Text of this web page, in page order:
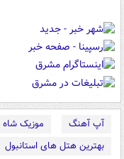
آپ آهنگ موزیک شاه
بهترین هتل های استانبول